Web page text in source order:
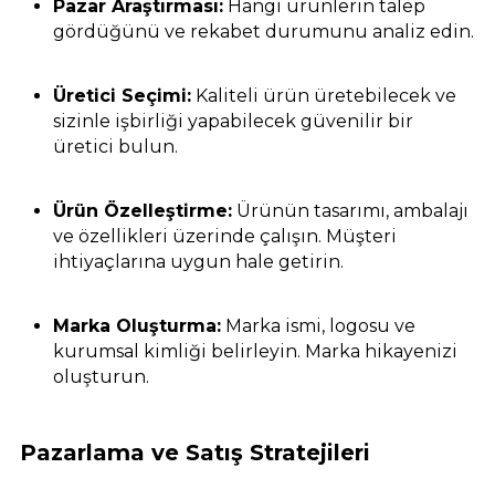
Pazar Araştırması: Hangi ürünlerin talep
gördüğünü ve rekabet durumunu analiz edin.
Üretici Seçimi: Kaliteli ürün üretebilecek ve
sizinle işbirliği yapabilecek güvenilir bir
üretici bulun.
Ürün Özelleştirme: Ürünün tasarımı, ambalajı
ve özellikleri üzerinde çalışın. Müşteri
ihtiyaçlarına uygun hale getirin.
Marka Oluşturma: Marka ismi, logosu ve
kurumsal kimliği belirleyin. Marka hikayenizi
oluşturun.
Pazarlama ve Satış Stratejileri